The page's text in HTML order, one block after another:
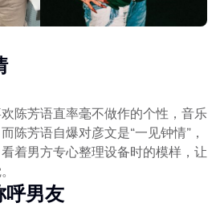
陈芳语直率毫不做作的个性，音乐
陈芳语自爆对彦文是“一见钟情”，
着男方专心整理设备时的模样，让
呼男友